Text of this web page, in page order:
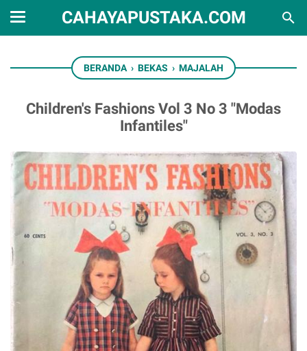
CAHAYAPUSTAKA.COM
BERANDA › BEKAS › MAJALAH
Children's Fashions Vol 3 No 3 "Modas
Infantiles"